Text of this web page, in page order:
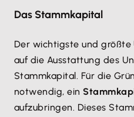
Das Stammkapital
Der wichtigste und
auf die Ausstattung des
Stammkapital. Für die
notwendig, ein
aufzubringen. Dieses